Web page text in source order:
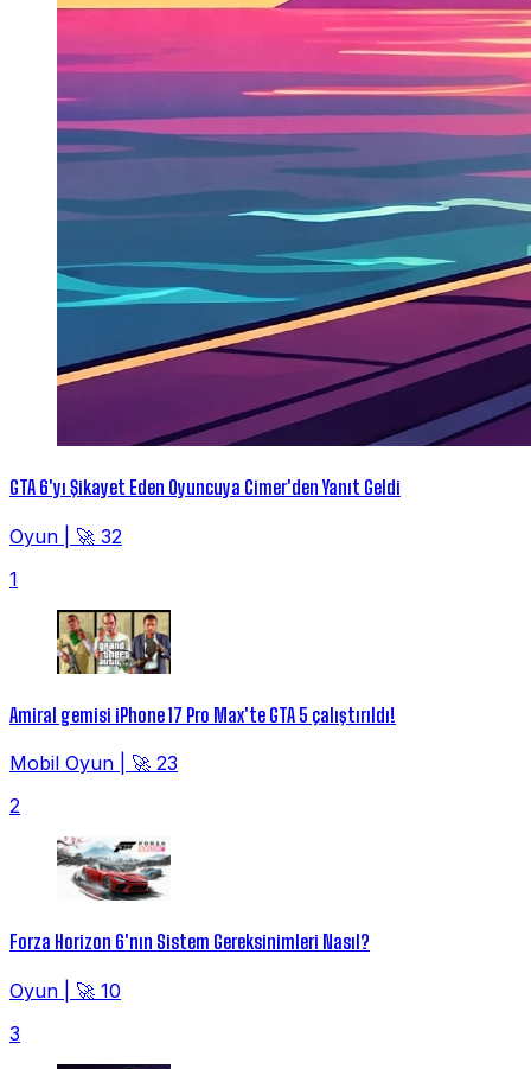
GTA 6'yı Şikayet Eden Oyuncuya Cimer'den Yanıt Geldi
Oyun
🚀 32
1
Amiral gemisi iPhone 17 Pro Max'te GTA 5 çalıştırıldı!
Mobil Oyun
🚀 23
2
Forza Horizon 6'nın Sistem Gereksinimleri Nasıl?
Oyun
🚀 10
3